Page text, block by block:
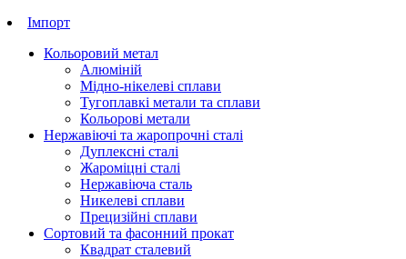
Імпорт
Кольоровий метал
Алюміній
Мідно-нікелеві сплави
Тугоплавкі метали та сплави
Кольорові метали
Нержавіючі та жаропрочні сталі
Дуплексні сталі
Жароміцні сталі
Нержавіюча сталь
Никелеві сплави
Прецизійні сплави
Сортовий та фасонний прокат
Квадрат сталевий